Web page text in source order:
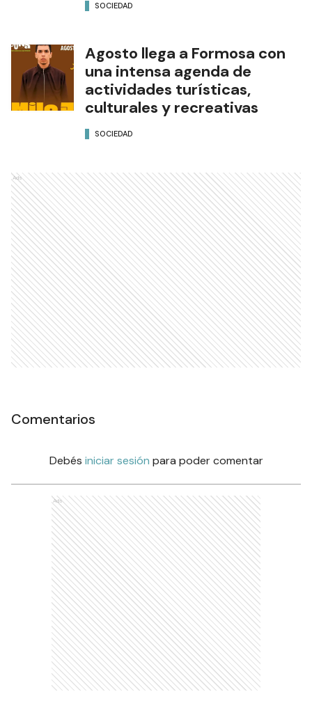
SOCIEDAD
Agosto llega a Formosa con
una intensa agenda de
actividades turísticas,
culturales y recreativas
SOCIEDAD
Ads
Comentarios
Debés iniciar sesión para poder comentar
Ads